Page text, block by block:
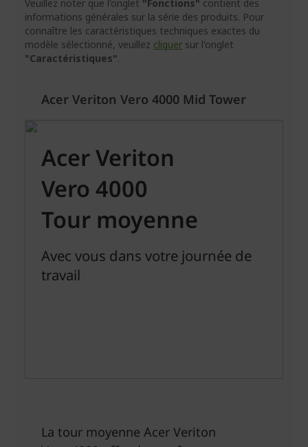
Veuillez noter que l'onglet "Fonctions" contient des
informations générales sur la série des produits. Pour
connaître les caractéristiques techniques exactes du
modèle sélectionné, veuillez cliquer sur l'onglet
"Caractéristiques".